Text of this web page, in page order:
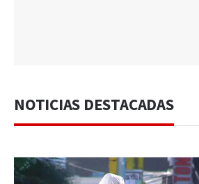
NOTICIAS DESTACADAS